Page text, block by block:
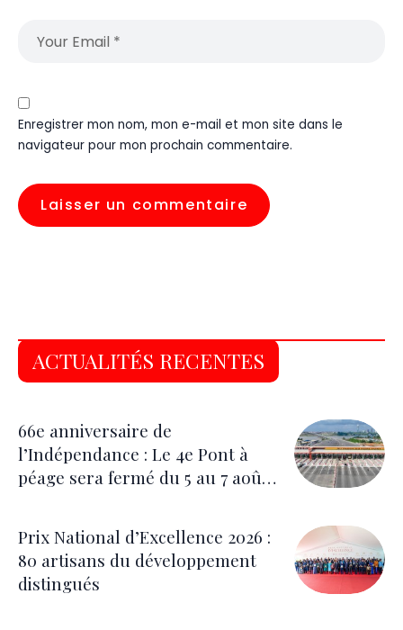
Enregistrer mon nom, mon e-mail et mon site dans le
navigateur pour mon prochain commentaire.
ACTUALITÉS RECENTES
66e anniversaire de
l’Indépendance : Le 4e Pont à
péage sera fermé du 5 au 7 août
Prix National d’Excellence 2026 :
80 artisans du développement
distingués